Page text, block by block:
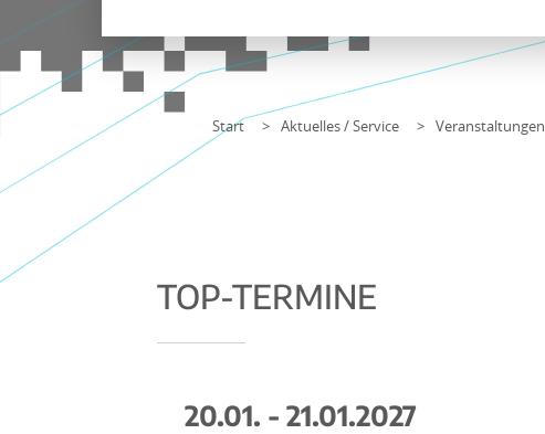
Start Aktuelles / Service Veranstaltungen
TOP-TERMINE
20.01. - 21.01.2027